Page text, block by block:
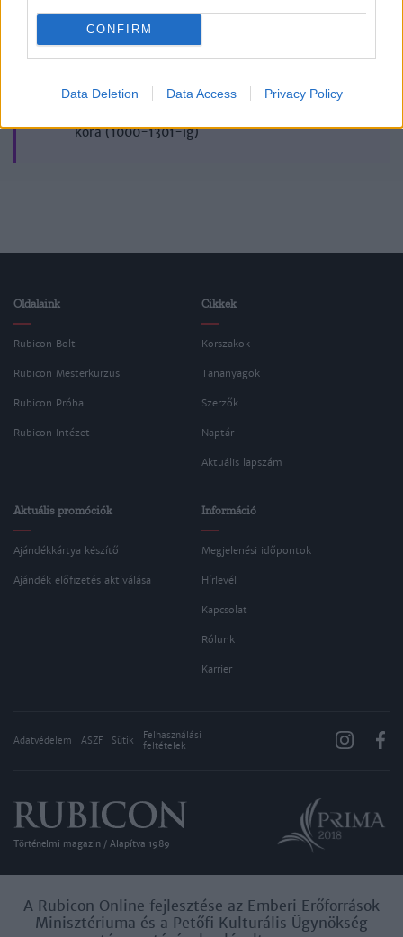
CONFIRM
Data Deletion Data Access Privacy Policy
Korszak
Magyar történelem
kora (1000-1301-ig)
Oldalaink
Rubicon Bolt
Rubicon Mesterkurzus
Rubicon Próba
Rubicon Intézet
Cikkek
Korszakok
Tananyagok
Szerzők
Naptár
Aktuális lapszám
Aktuális promóciók
Ajándékkártya készítő
Ajándék előfizetés aktiválása
Információ
Megjelenési időpontok
Hírlevél
Kapcsolat
Rólunk
Karrier
Adatvédelem ÁSZF Sütik
Felhasználási
feltételek
Történelmi magazin / Alapítva 1989
A Rubicon Online fejlesztése az Emberi Erőforrások
Minisztériuma és a Petőfi Kulturális Ügynökség